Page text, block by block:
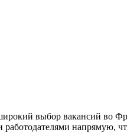
выбор вакансий во
напрямую,